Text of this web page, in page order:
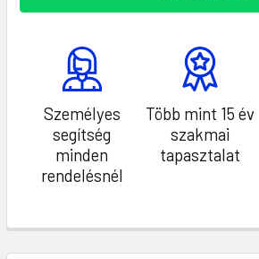
Személyes
segítség
minden
rendelésnél
Több mint 15 év
szakmai
tapasztalat